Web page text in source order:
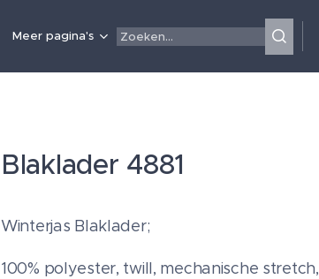
Meer pagina's
Blaklader 4881
Winterjas Blaklader;
100% polyester, twill, mechanische stretch,